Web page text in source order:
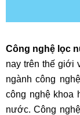
Công nghệ lọc
nay trên thế giới
ngành công
công nghệ khoa
nước. Công